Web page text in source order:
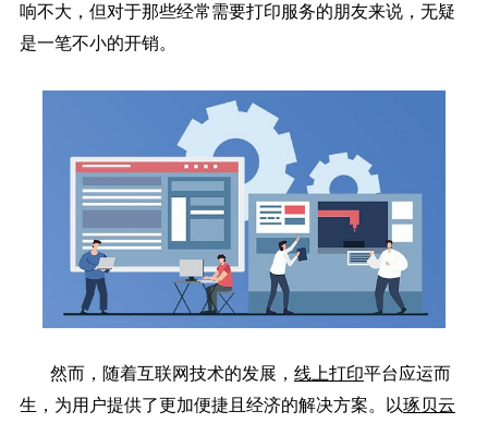
响不大，但对于那些经常需要打印服务的朋友来说，无疑
是一笔不小的开销。
然而，随着互联网技术的发展， 线上打印平台应运而
生，为用户提供了更加便捷且经济的解决方案。以琢贝云